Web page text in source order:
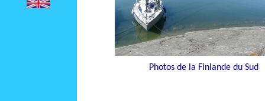
Photos de la Finlande du Sud